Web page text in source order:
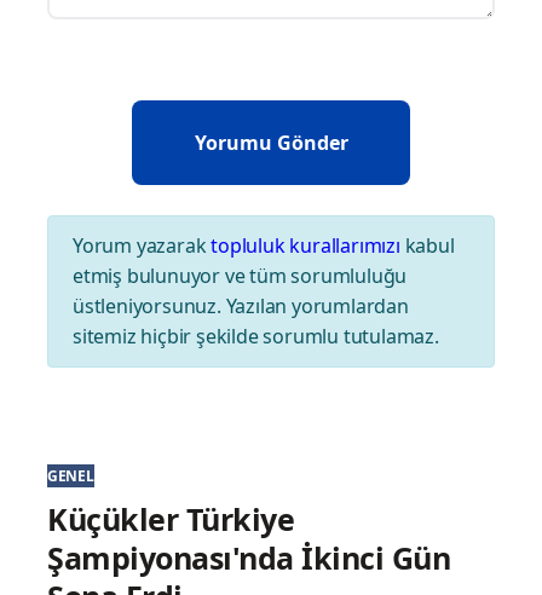
Yorum yazaraktopluluk kurallarımızı kabul
etmiş bulunuyor ve tüm sorumluluğu
üstleniyorsunuz. Yazılan yorumlardan
sitemiz hiçbir şekilde sorumlu tutulamaz.
GENEL
Küçükler Türkiye
Şampiyonası'nda İkinci Gün